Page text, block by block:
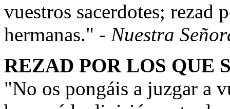
vuestros sacerdotes; rezad
hermanas." - Nuestra
REZAD POR LOS QUE
"No os pongáis a juzgar a